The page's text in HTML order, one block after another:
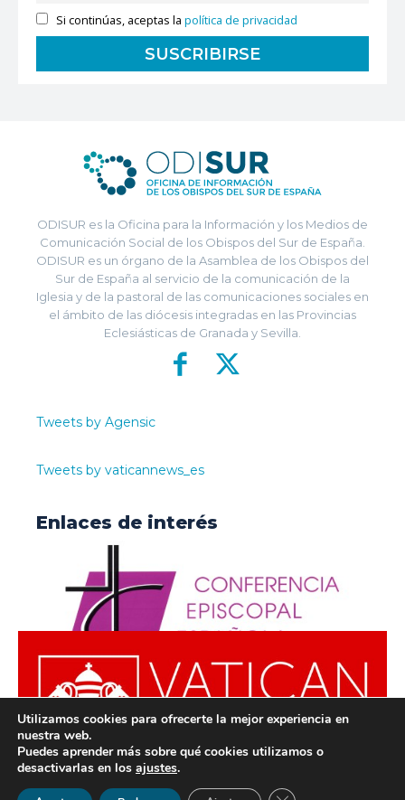
Si continúas, aceptas lapolítica de privacidad
ODISUR es la Oficina para la Información y los Medios de
Comunicación Social de los Obispos del Sur de España.
ODISUR es un órgano de la Asamblea de los Obispos del
Sur de España al servicio de la comunicación de la
Iglesia y de la pastoral de las comunicaciones sociales en
el ámbito de las diócesis integradas en las Provincias
Eclesiásticas de Granada y Sevilla.
Tweets by Agensic
Tweets by vaticannews_es
Enlaces de interés
© ODISUR | Todos los derechos reservados |Política de
Utilizamos cookies para ofrecerte la mejor experiencia en
nuestra web.
Puedes aprender más sobre qué cookies utilizamos o
desactivarlas en los ajustes.